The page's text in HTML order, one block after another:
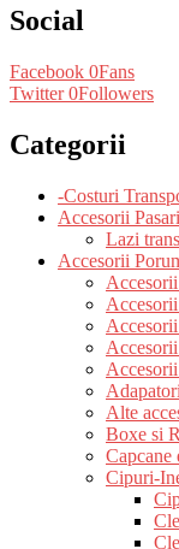
Social
Facebook 0Fans
Twitter 0Followers
Categorii
-Costuri
Accesorii
Lazi
Accesorii
Alte
Boxe si
Capcane
Cipuri-